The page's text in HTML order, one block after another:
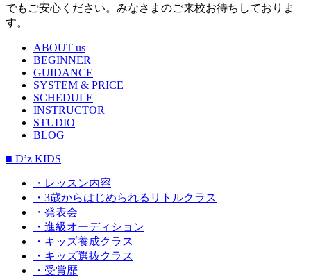
でもご安心ください。みなさまのご来校お待ちしておりま
す。
ABOUT us
BEGINNER
GUIDANCE
SYSTEM & PRICE
SCHEDULE
INSTRUCTOR
STUDIO
BLOG
■ D’z KIDS
・レッスン内容
・3歳からはじめられるリトルクラス
・発表会
・進級オーディション
・キッズ養成クラス
・キッズ選抜クラス
・受賞歴